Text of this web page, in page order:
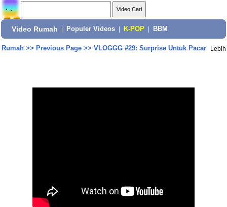
Video Rumah Populer Videos K-POP BBM
Rumah>> Previous Page>> VLOGGG #29: Surprise Untuk Pacar Lebih